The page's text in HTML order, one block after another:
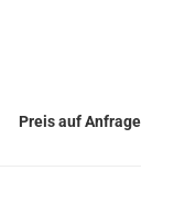
Preis auf Anfrage